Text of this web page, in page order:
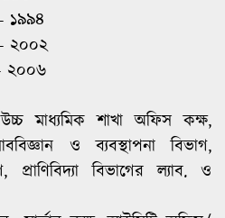
১৯৯৪
২০০২
২০০৬
মাধ্যমিক শাখা অফিস কক্ষ,
ও ব্যবস্থাপনা বিভাগ,
প্রাণিবিদ্যা বিভাগের ল্যাব. ও